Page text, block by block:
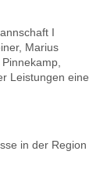
I
Marius
Leistungen eine
in der Region